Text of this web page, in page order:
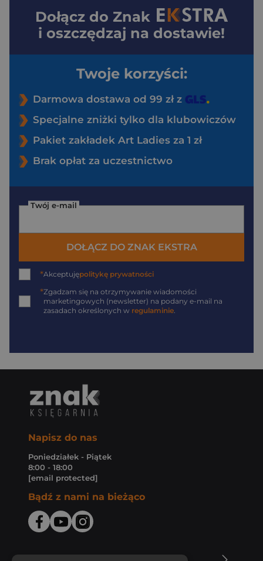
Dołącz do Znak
i oszczędzaj na dostawie!
Twoje korzyści:
Darmowa dostawa od 99 zł z
Specjalne zniżki tylko dla klubowiczów
Pakiet zakładek Art Ladies za 1 zł
Brak opłat za uczestnictwo
Twój e-mail
DOŁĄCZ DO ZNAK EKSTRA
*Akceptujępolitykę prywatności
*Zgadzam się na otrzymywanie wiadomości
marketingowych (newsletter) na podany e-mail na
zasadach określonych w regulaminie.
Napisz do nas
Poniedziałek - Piątek
8:00 - 18:00
[email protected]
Bądź z nami na bieżąco